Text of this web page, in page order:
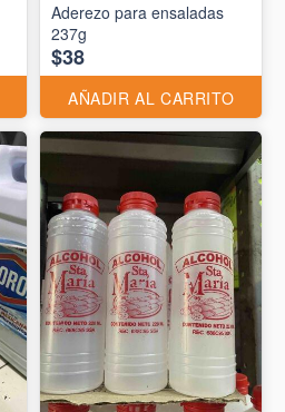
Aderezo para ensaladas
237g
$38
AÑADIR AL CARRITO